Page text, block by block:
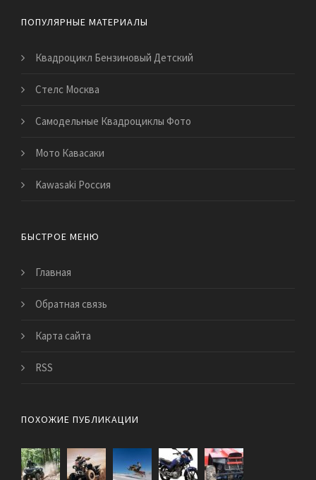
ПОПУЛЯРНЫЕ МАТЕРИАЛЫ
Квадроцикл Бензиновый Детский
Стелс Москва
Самодельные Квадроциклы Фото
Мото Кавасаки
Kawasaki Россия
БЫСТРОЕ МЕНЮ
Главная
Обратная связь
Карта сайта
RSS
ПОХОЖИЕ ПУБЛИКАЦИИ